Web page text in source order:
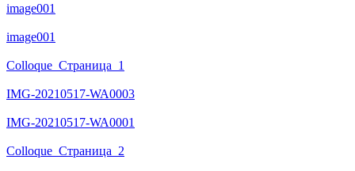
image001
image001
Colloque_Страница_1
IMG-20210517-WA0003
IMG-20210517-WA0001
Colloque_Страница_2